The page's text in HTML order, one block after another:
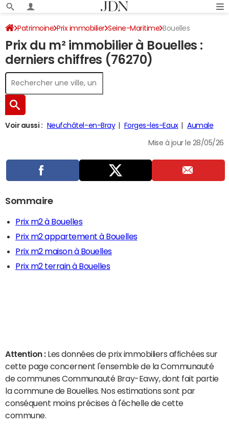
Patrimoine Prix immobilier Seine-Maritime Bouelles
Prix du m² immobilier à Bouelles :
derniers chiffres (76270)
Voir aussi : Neufchâtel-en-Bray Forges-les-Eaux Aumale
Mise à jour le 28/05/26
Sommaire
Prix m2 à Bouelles
Prix m2 appartement à Bouelles
Prix m2 maison à Bouelles
Prix m2 terrain à Bouelles
Attention : Les données de prix immobiliers affichées sur
cette page concernent l'ensemble de la Communauté
de communes Communauté Bray-Eawy, dont fait partie
la commune de Bouelles. Nos estimations sont par
conséquent moins précises à l'échelle de cette
commune.